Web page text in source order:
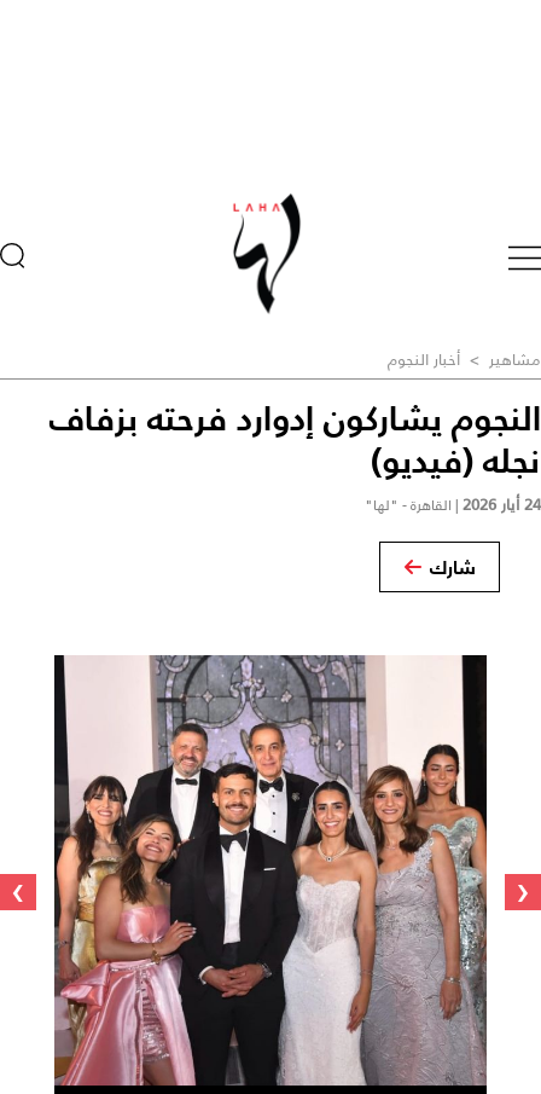
مشاهير > أخبار النجوم
النجوم يشاركون إدوارد فرحته بزفاف
نجله (فيديو)
24 أيار 2026 | القاهرة - "لها"
شارك
‹
›